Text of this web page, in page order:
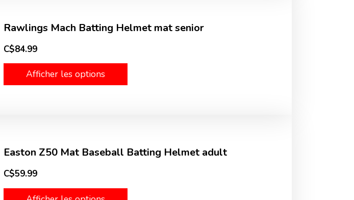
Rawlings Mach Batting Helmet mat senior
C$84.99
Afficher les options
Easton Z50 Mat Baseball Batting Helmet adult
C$59.99